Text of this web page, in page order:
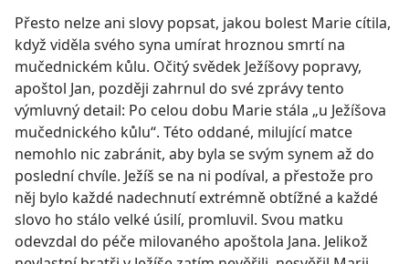
Přesto nelze ani slovy popsat, jakou bolest Marie cítila,
když viděla svého syna umírat hroznou smrtí na
mučednickém kůlu. Očitý svědek Ježíšovy popravy,
apoštol Jan, později zahrnul do své zprávy tento
výmluvný detail: Po celou dobu Marie stála „u Ježíšova
mučednického kůlu“. Této oddané, milující matce
nemohlo nic zabránit, aby byla se svým synem až do
poslední chvíle. Ježíš se na ni podíval, a přestože pro
něj bylo každé nadechnutí extrémně obtížné a každé
slovo ho stálo velké úsilí, promluvil. Svou matku
odevzdal do péče milovaného apoštola Jana. Jelikož